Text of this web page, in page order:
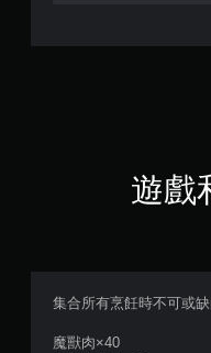
遊戲
集合所有烹飪時不可或
魔獸肉×40